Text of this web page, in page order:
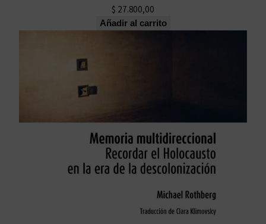
$ 27.800,00
Añadir al carrito